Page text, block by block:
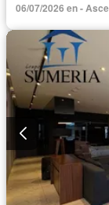
06/07/2026 en -